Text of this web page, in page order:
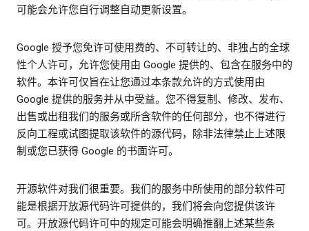
可能会允许您自行调整自动更新设置。
Google 授予您免许可使用费的、不可转让的、非独占的全球
性个人许可，允许您使用由 Google 提供的、包含在服务中的
软件。本许可仅旨在让您通过本条款允许的方式使用由
Google 提供的服务并从中受益。您不得复制、修改、发布、
出售或出租我们的服务或所含软件的任何部分，也不得进行
反向工程或试图提取该软件的源代码，除非法律禁止上述限
制或您已获得 Google 的书面许可。
开源软件对我们很重要。我们的服务中所使用的部分软件可
能是根据开放源代码许可提供的，我们将会向您提供该许
可。开放源代码许可中的规定可能会明确推翻上述某些条